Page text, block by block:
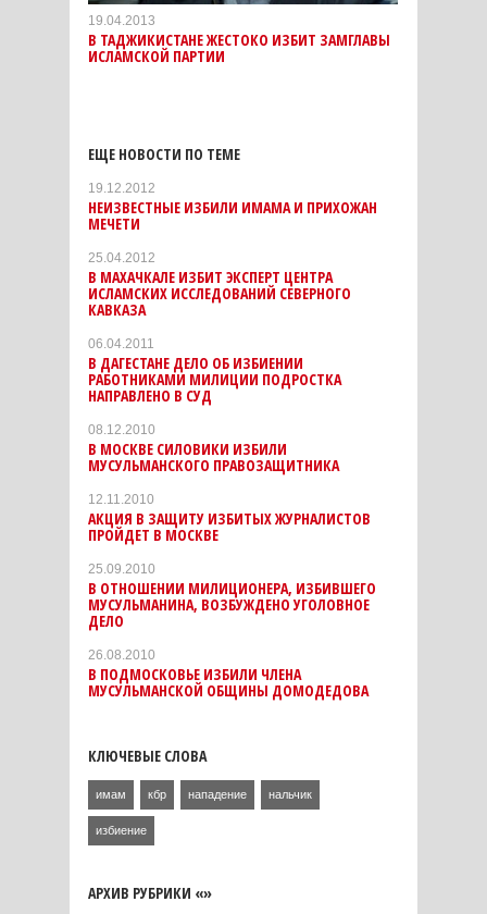
19.04.2013
В ТАДЖИКИСТАНЕ ЖЕСТОКО ИЗБИТ ЗАМГЛАВЫ
ИСЛАМСКОЙ ПАРТИИ
ЕЩЕ НОВОСТИ ПО ТЕМЕ
19.12.2012
НЕИЗВЕСТНЫЕ ИЗБИЛИ ИМАМА И ПРИХОЖАН
МЕЧЕТИ
25.04.2012
В МАХАЧКАЛЕ ИЗБИТ ЭКСПЕРТ ЦЕНТРА
ИСЛАМСКИХ ИССЛЕДОВАНИЙ СЕВЕРНОГО
КАВКАЗА
06.04.2011
В ДАГЕСТАНЕ ДЕЛО ОБ ИЗБИЕНИИ
РАБОТНИКАМИ МИЛИЦИИ ПОДРОСТКА
НАПРАВЛЕНО В СУД
08.12.2010
В МОСКВЕ СИЛОВИКИ ИЗБИЛИ
МУСУЛЬМАНСКОГО ПРАВОЗАЩИТНИКА
12.11.2010
АКЦИЯ В ЗАЩИТУ ИЗБИТЫХ ЖУРНАЛИСТОВ
ПРОЙДЕТ В МОСКВЕ
25.09.2010
В ОТНОШЕНИИ МИЛИЦИОНЕРА, ИЗБИВШЕГО
МУСУЛЬМАНИНА, ВОЗБУЖДЕНО УГОЛОВНОЕ
ДЕЛО
26.08.2010
В ПОДМОСКОВЬЕ ИЗБИЛИ ЧЛЕНА
МУСУЛЬМАНСКОЙ ОБЩИНЫ ДОМОДЕДОВА
КЛЮЧЕВЫЕ СЛОВА
имам кбр нападение нальчик
избиение
АРХИВ РУБРИКИ «»